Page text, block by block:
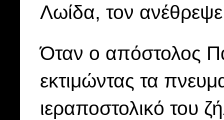
Λωίδα, τον ανέθρεψε
Όταν ο απόστολος
εκτιμώντας τα
ιεραποστολικό του